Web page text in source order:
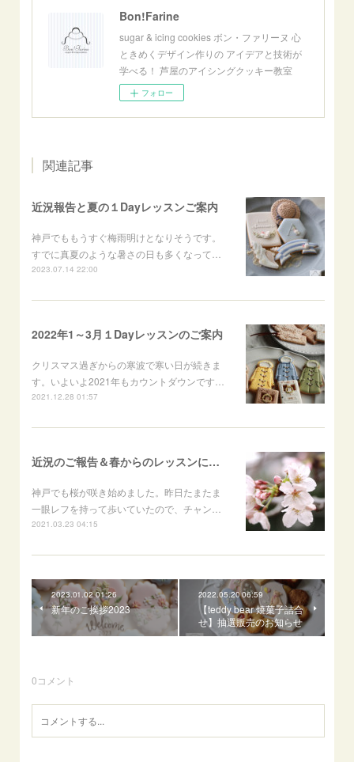
Bon!Farine
sugar & icing cookies ボン・ファリーヌ 心
ときめくデザイン作りの アイデアと技術が
学べる！ 芦屋のアイシングクッキー教室
フォロー
関連記事
近況報告と夏の１Dayレッスンご案内
神戸でももうすぐ梅雨明けとなりそうです。
すでに真夏のような暑さの日も多くなって…
2023.07.14 22:00
2022年1～3月１Dayレッスンのご案内
クリスマス過ぎからの寒波で寒い日が続きま
す。いよいよ2021年もカウントダウンです…
2021.12.28 01:57
近況のご報告＆春からのレッスンについて
神戸でも桜が咲き始めました。昨日たまたま
一眼レフを持って歩いていたので、チャン…
2021.03.23 04:15
2023.01.02 01:26
新年のご挨拶2023
2022.05.20 06:59
【teddy bear 焼菓子詰合
せ】抽選販売のお知らせ
0コメント